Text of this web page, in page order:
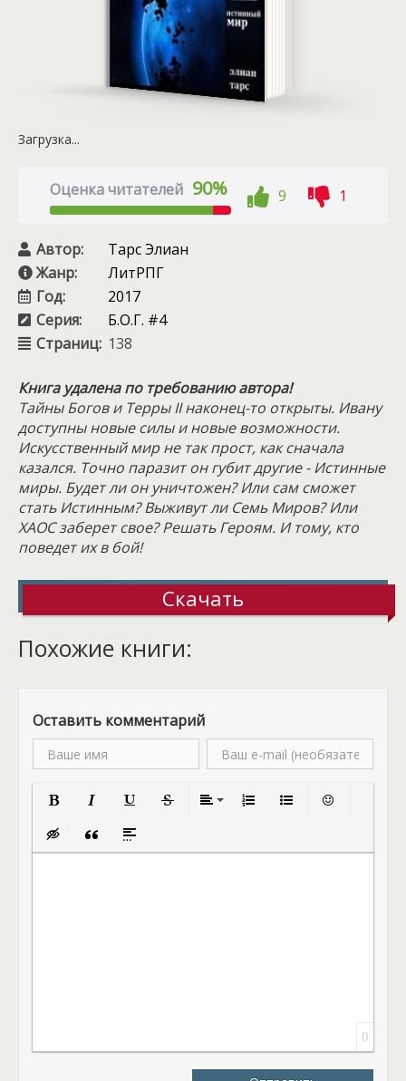
Загрузка...
Оценка читателей 90% 9 1
Автор:
Тарс Элиан
Жанр:
ЛитРПГ
Год:
2017
Серия:
Б.О.Г. #4
Страниц: 138
Книга удалена по требованию автора!
Тайны Богов и Терры II наконец-то открыты. Ивану
доступны новые силы и новые возможности.
Искусственный мир не так прост, как сначала
казался. Точно паразит он губит другие - Истинные
миры. Будет ли он уничтожен? Или сам сможет
стать Истинным? Выживут ли Семь Миров? Или
ХАОС заберет свое? Решать Героям. И тому, кто
поведет их в бой!
Скачать
Похожие книги:
Оставить комментарий
Полужирный Подчеркнутый
Вставка скрытого текста
Вставка цитаты
Вставка спойлера
0